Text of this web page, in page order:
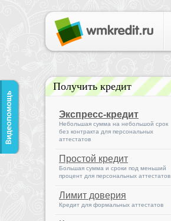
Получить кредит
Экспресс-кредит
Небольшая сумма на небольшой срок
без контракта для персональных
аттестатов
Простой кредит
Большая сумма и сроки под меньший
процент для персональных аттестатов
Лимит доверия
Кредит для формальных аттестатов